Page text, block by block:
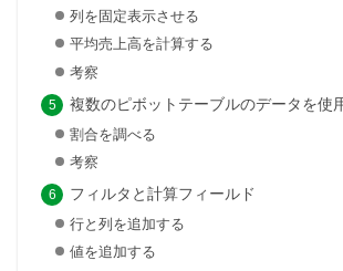
列を固定表示させる
平均売上高を計算する
考察
複数のピボットテーブルのデータを使
割合を調べる
考察
フィルタと計算フィールド
行と列を追加する
値を追加する